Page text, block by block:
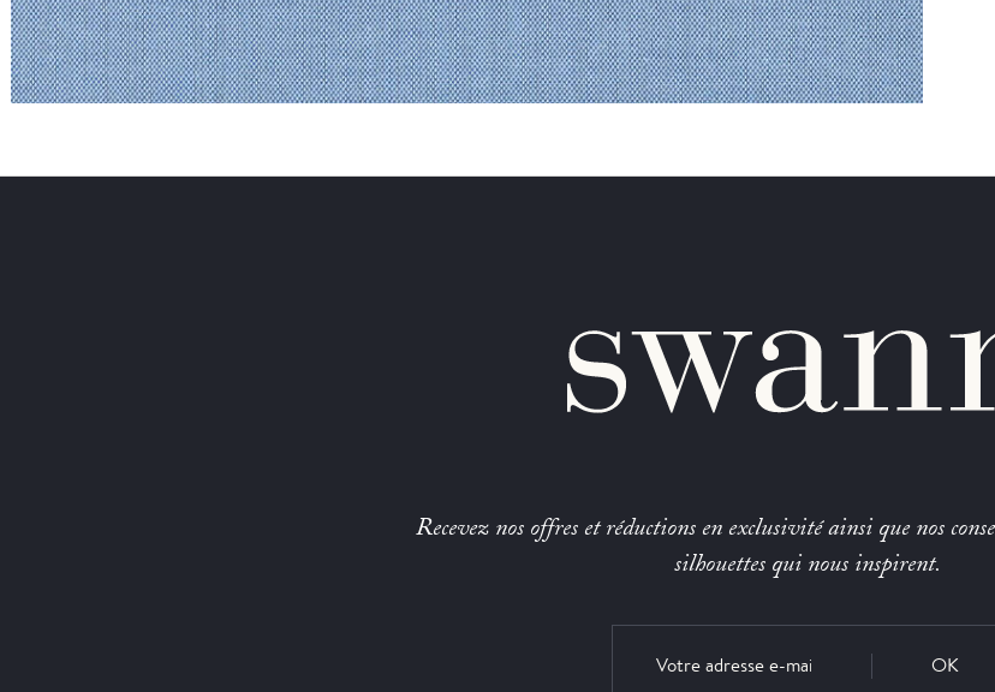
Recevez nos offres et réductions en exclusivité ainsi que nos
silhouettes qui nous inspirent.
OK